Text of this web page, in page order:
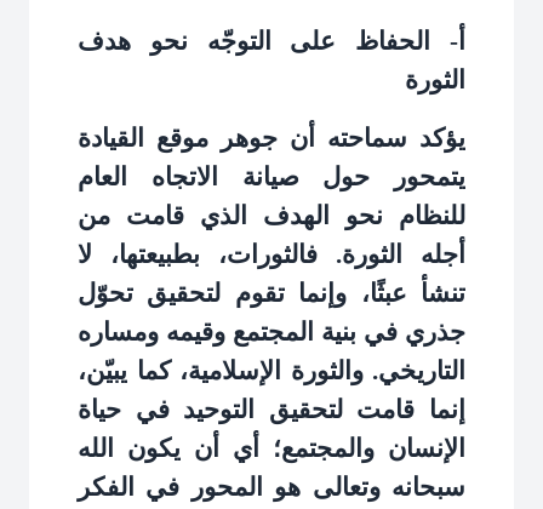
أ- الحفاظ على التوجّه نحو هدف
الثورة
يؤكد سماحته أن جوهر موقع القيادة
يتمحور حول صيانة الاتجاه العام
للنظام نحو الهدف الذي قامت من
أجله الثورة. فالثورات، بطبيعتها، لا
تنشأ عبثًا، وإنما تقوم لتحقيق تحوّل
جذري في بنية المجتمع وقيمه ومساره
التاريخي. والثورة الإسلامية، كما يبيّن،
إنما قامت لتحقيق التوحيد في حياة
الإنسان والمجتمع؛ أي أن يكون الله
سبحانه وتعالى هو المحور في الفكر